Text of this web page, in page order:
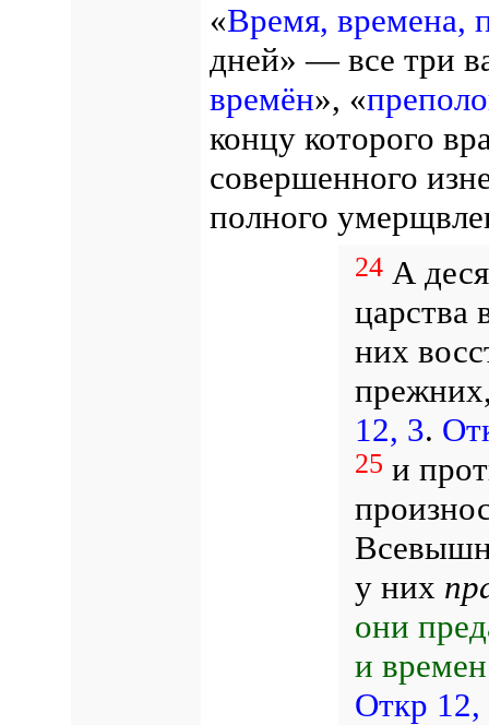
«Время, времена,
дней» — все три
времён», «
концу которого
совершенного
полного
24А
царства
них
12, 3.
25 и
у них
они
и
Откр 12,